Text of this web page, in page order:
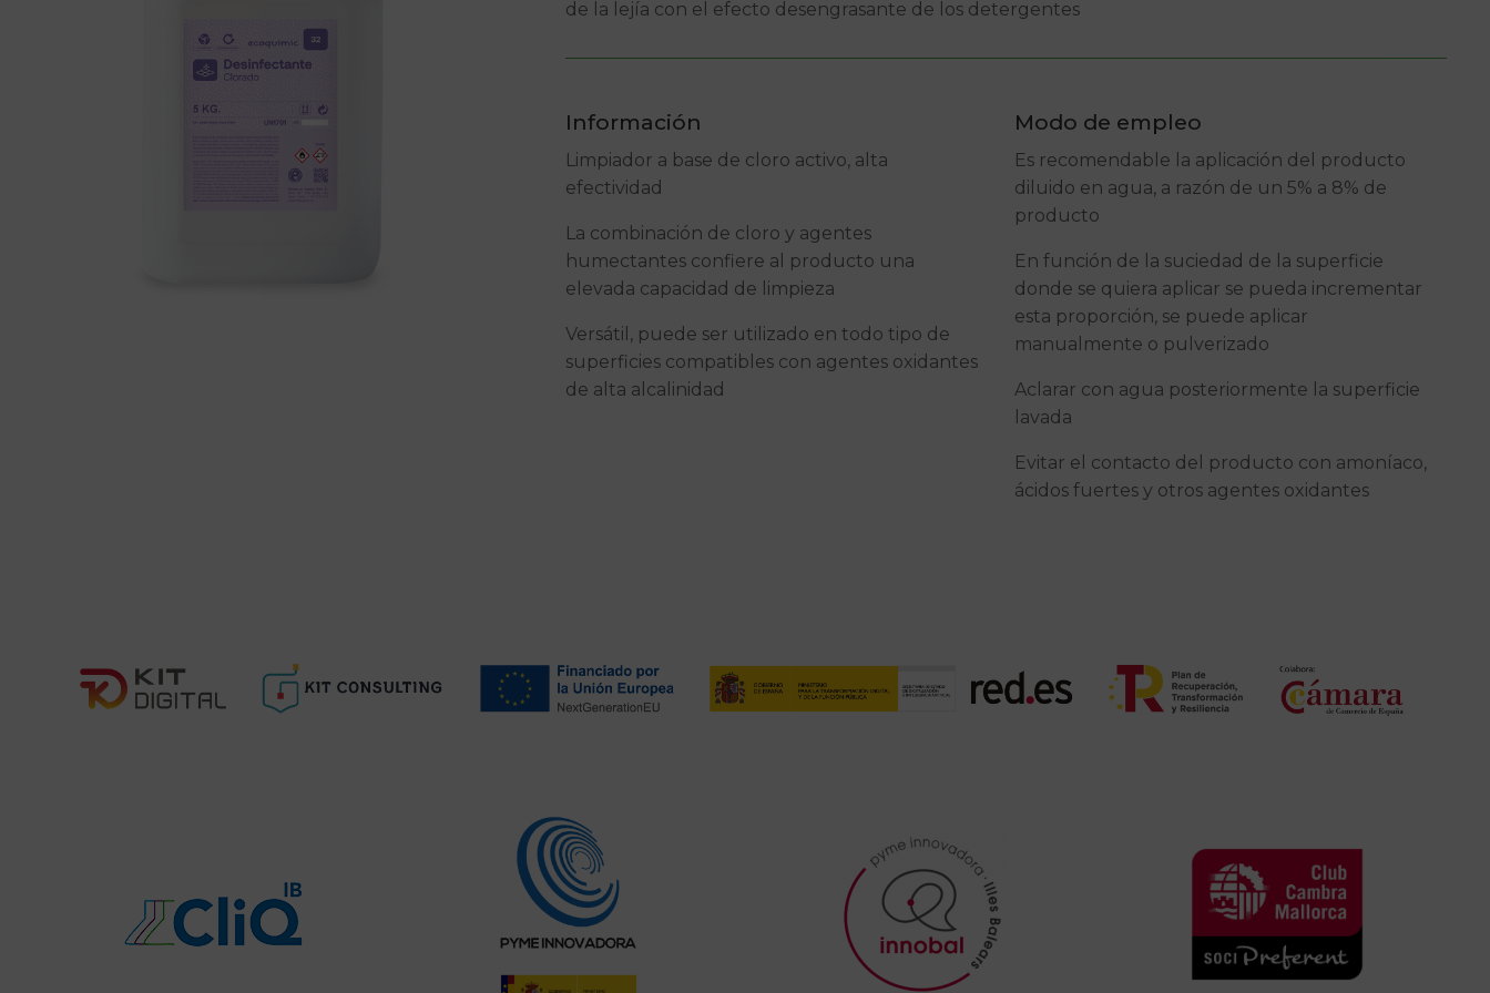
de la lejía con el efecto desengrasante de los detergentes
Información
Limpiador a base de cloro activo, alta
efectividad
La combinación de cloro y agentes
humectantes confiere al producto una
elevada capacidad de limpieza
Versátil, puede ser utilizado en todo tipo de
superficies compatibles con agentes oxidantes
de alta alcalinidad
Modo de empleo
Es recomendable la aplicación del producto
diluido en agua, a razón de un 5% a 8% de
producto
En función de la suciedad de la superficie
donde se quiera aplicar se pueda incrementar
esta proporción, se puede aplicar
manualmente o pulverizado
Aclarar con agua posteriormente la superficie
lavada
Evitar el contacto del producto con amoníaco,
ácidos fuertes y otros agentes oxidantes